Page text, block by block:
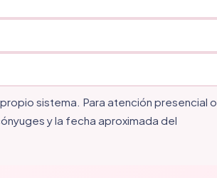
sistema. Para atención presencial o
y la fecha aproximada del